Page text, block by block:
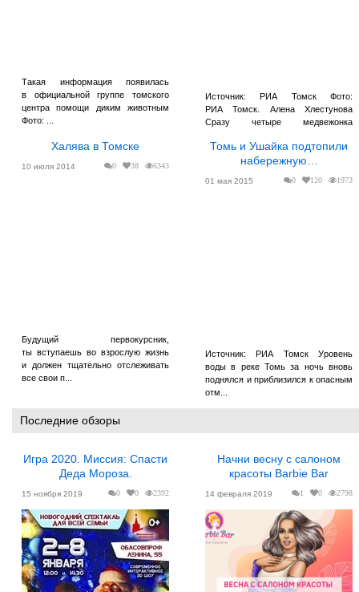
Такая информация появилась
в официальной группе томского
центра помощи диким животным
Фото: ...
Источник: РИА Томск Фото:
РИА Томск. Алена Хлестунова
Сразу четыре медвежонка
Халява в Томске
0 38 6343
10 июля 2014
Будущий первокурсник,
ты вступаешь во взрослую жизнь
и должен тщательно отслеживать
все свои п...
Томь и Ушайка подтопили
набережную…
0 120 1973
01 мая 2015
Источник: РИА Томск Уровень
воды в реке Томь за ночь вновь
поднялся и приблизился к опасным
отм...
Последние обзоры
Игра 2020. Миссия: Спасти
Деда Мороза.
0 0 2392
15 ноября 2019
Начни весну с салоном
красоты Barbie Bar
1 0 2798
14 февраля 2019